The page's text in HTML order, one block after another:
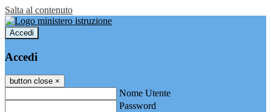
Salta al contenuto
Accedi
Accedi
button close ×
Nome Utente
Password